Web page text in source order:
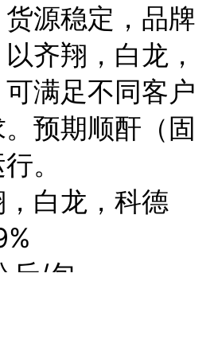
源稳定，品牌
齐翔，白龙，
满足不同客户
预期顺酐（固
。
白龙，科德
斤/包